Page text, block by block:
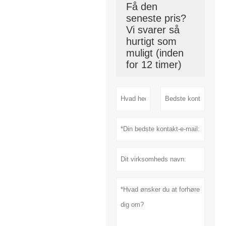
Få den
seneste pris?
Vi svarer så
hurtigt som
muligt (inden
for 12 timer)